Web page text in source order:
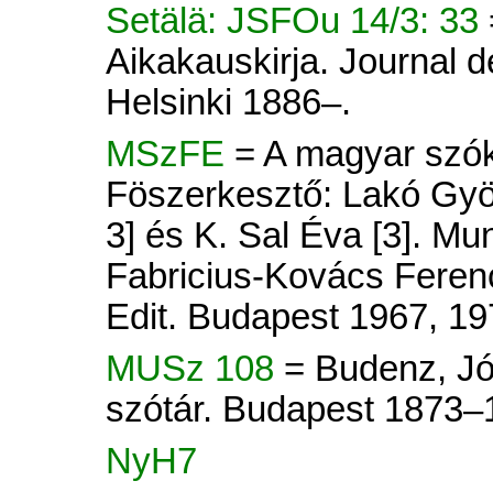
Setälä: JSFOu 14/3: 33
Aikakauskirja. Journal
Helsinki 1886–.
MSzFE = A magyar
Föszerkesztő: Lakó
3] és K. Sal Éva [3].
Fabricius-Kovács
Edit. Budapest 1967,
MUSz 108 = Budenz,
szótár. Budapest
NyH7